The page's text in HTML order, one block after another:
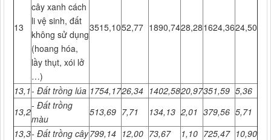
13
cây xanh cách
li vệ sinh, đất
không sử dụng
(hoang hóa,
lầy thụt, xói lở
…)
3515,1052,77 1890,7428,281624,3624,50
13,1- Đất trồng lúa 1754,1726,34 1402,5820,97351,59 5,36
13,2
- Đất trồng
màu
513,69 7,71 134,13 2,01 379,56 5,71
13,3- Đất trồng cây799,14 12,00 73,67 1,10 725,47 10,90